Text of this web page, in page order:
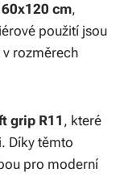
60x120 cm,
použití jsou
v rozměrech
grip R11 , které
Díky těmto
pro moderní